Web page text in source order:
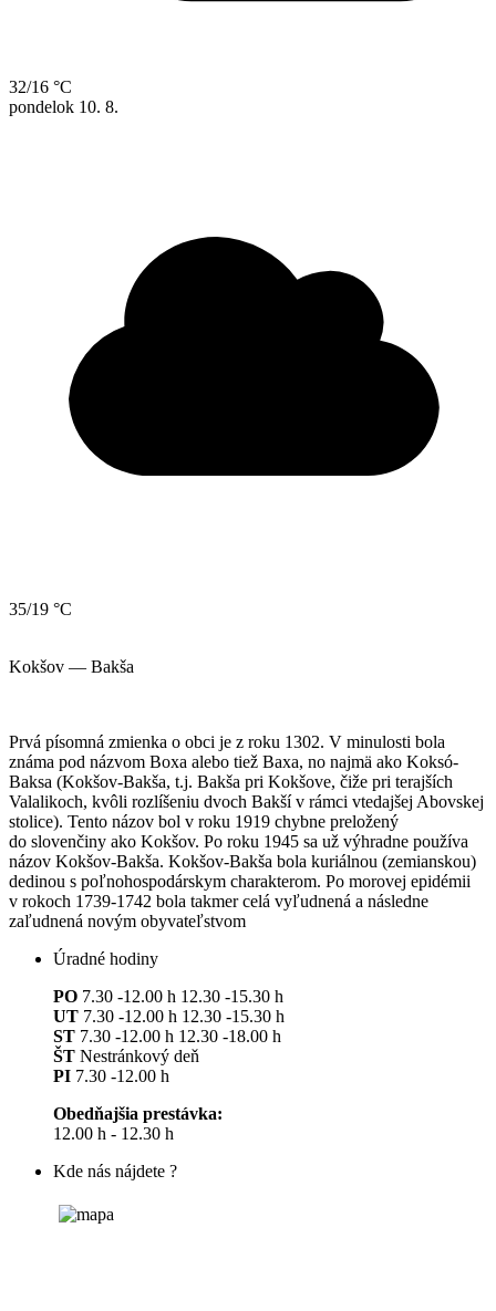
32/16 °C
pondelok 10. 8.
35/19 °C
Kokšov — Bakša
Prvá písomná zmienka o obci je z roku 1302. V minulosti bola
známa pod názvom Boxa alebo tiež Baxa, no najmä ako Koksó-
Baksa (Kokšov-Bakša, t.j. Bakša pri Kokšove, čiže pri terajších
Valalikoch, kvôli rozlíšeniu dvoch Bakší v rámci vtedajšej Abovskej
stolice). Tento názov bol v roku 1919 chybne preložený
do slovenčiny ako Kokšov. Po roku 1945 sa už výhradne používa
názov Kokšov-Bakša. Kokšov-Bakša bola kuriálnou (zemianskou)
dedinou s poľnohospodárskym charakterom. Po morovej epidémii
v rokoch 1739-1742 bola takmer celá vyľudnená a následne
zaľudnená novým obyvateľstvom
Úradné hodiny
PO 7.30 -12.00 h 12.30 -15.30 h
UT 7.30 -12.00 h 12.30 -15.30 h
ST 7.30 -12.00 h 12.30 -18.00 h
ŠT Nestránkový deň
PI 7.30 -12.00 h
Obedňajšia prestávka:
12.00 h - 12.30 h
Kde nás nájdete ?